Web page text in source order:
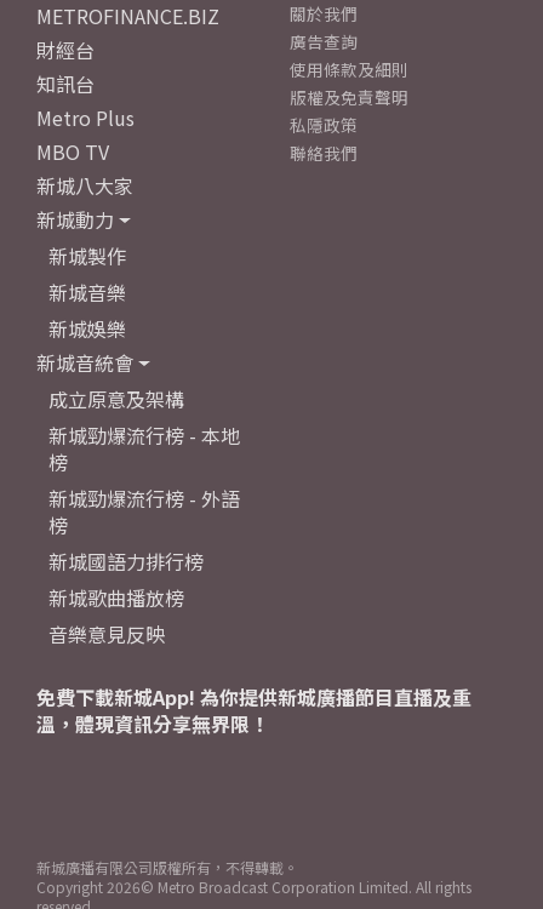
METROFINANCE.BIZ
財經台
知訊台
Metro Plus
MBO TV
新城八大家
新城動力
新城製作
新城音樂
新城娛樂
新城音統會
成立原意及架構
新城勁爆流行榜 - 本地
榜
新城勁爆流行榜 - 外語
榜
新城國語力排行榜
新城歌曲播放榜
音樂意見反映
關於我們
廣告查詢
使用條款及細則
版權及免責聲明
私隱政策
聯絡我們
免費下載新城App! 為你提供新城廣播節目直播及重
溫，體現資訊分享無界限！
新城廣播有限公司版權所有，不得轉載。
Copyright 2026© Metro Broadcast Corporation Limited. All rights